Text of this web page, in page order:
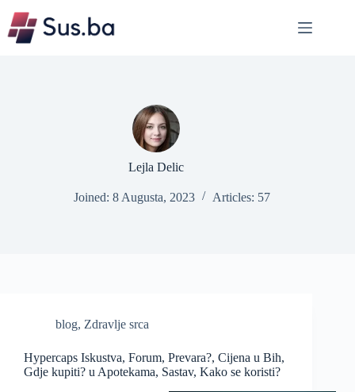
content
Lejla Delic
Joined: 8 Augusta, 2023 Articles: 57
blog, Zdravlje srca
Hypercaps Iskustva, Forum, Prevara?, Cijena u Bih,
Gdje kupiti? u Apotekama, Sastav, Kako se koristi?